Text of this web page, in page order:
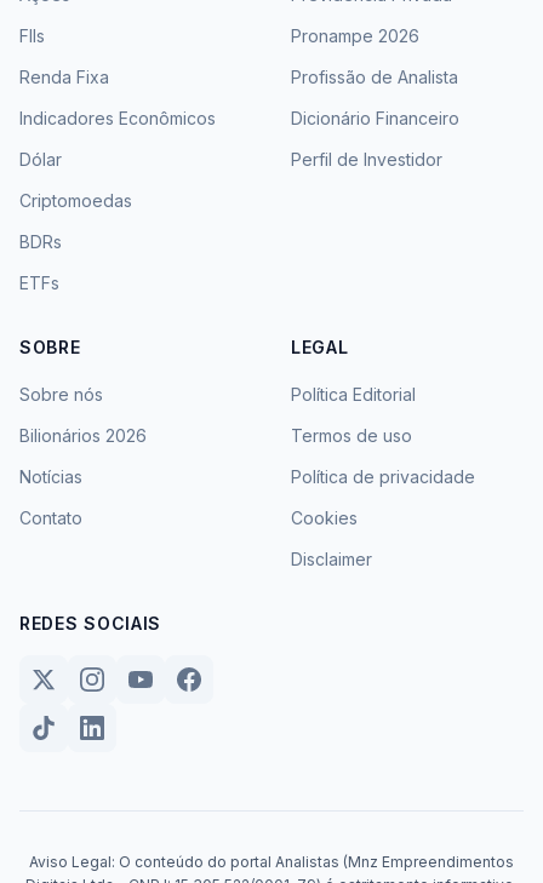
FIIs
Renda Fixa
Indicadores Econômicos
Dólar
Criptomoedas
BDRs
ETFs
Pronampe 2026
Profissão de Analista
Dicionário Financeiro
Perfil de Investidor
SOBRE
Sobre nós
Bilionários 2026
Notícias
Contato
LEGAL
Política Editorial
Termos de uso
Política de privacidade
Cookies
Disclaimer
REDES SOCIAIS
Aviso Legal: O conteúdo do portal Analistas (Mnz Empreendimentos